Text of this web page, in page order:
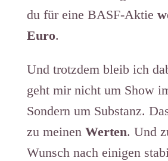
du für eine BASF-Aktie
Euro.
Und trotzdem bleib ich
geht mir nicht um Show
Sondern um Substanz.
zu meinen Werten. Und
Wunsch nach einigen